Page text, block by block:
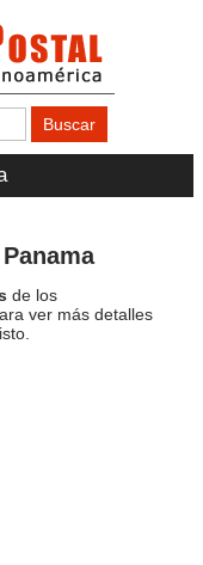
de los
ver más detalles